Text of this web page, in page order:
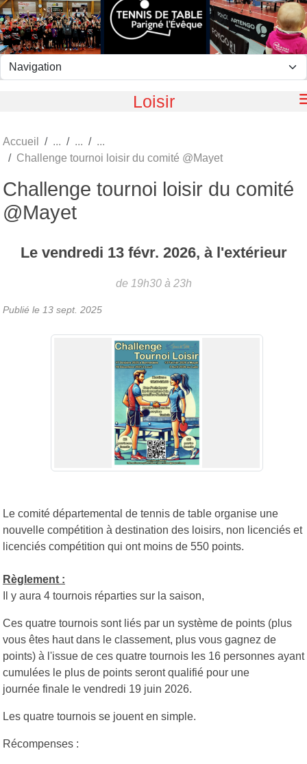
Loisir
Accueil
Challenge tournoi loisir du comité @Mayet
Challenge tournoi loisir du comité
@Mayet
Le vendredi 13 févr. 2026, à l'extérieur
de 19h30 à 23h
Publié le 13 sept. 2025
Le comité départemental de tennis de table organise une
nouvelle compétition à destination des loisirs, non licenciés et
licenciés compétition qui ont moins de 550 points.
Règlement :
Il y aura 4 tournois réparties sur la saison,
Ces quatre tournois sont liés par un système de points (plus
vous êtes haut dans le classement, plus vous gagnez de
points) à l'issue de ces quatre tournois les 16 personnes ayant
cumulées le plus de points seront qualifié pour une
journée finale le vendredi 19 juin 2026.
Les quatre tournois se jouent en simple.
Récompenses :
Panneau de gestion des cookies